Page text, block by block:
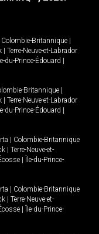
Colombie-Britannique
Terre-Neuve-et-Labrador
Île-du-Prince-Édouard
Britannique
Terre-Neuve-et-Labrador
Île-du-Prince-Édouard
Colombie-Britannique
Terre-Neuve-et-
Île-du-Prince-
Colombie-Britannique
Terre-Neuve-et-
Île-du-Prince-